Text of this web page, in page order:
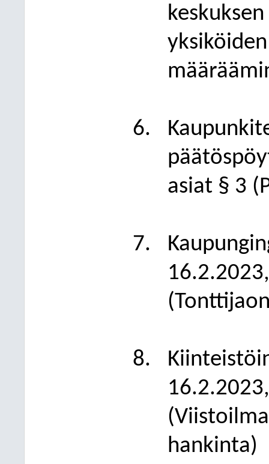
asiat § 3
hankinta)